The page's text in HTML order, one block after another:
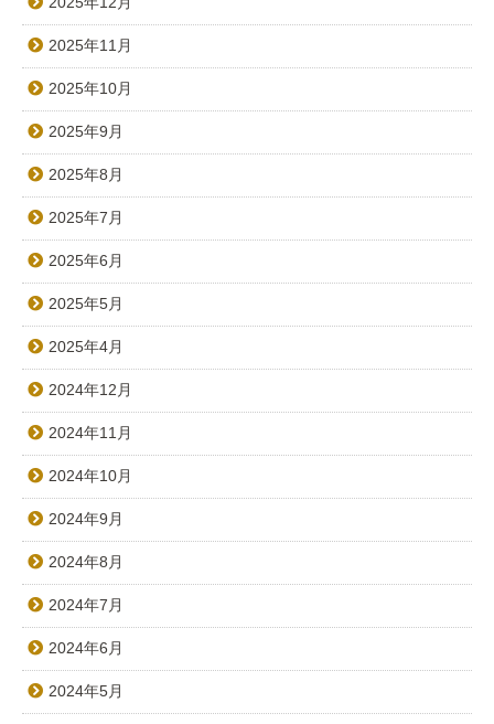
2025年11月
2025年10月
2025年9月
2025年8月
2025年7月
2025年6月
2025年5月
2025年4月
2024年12月
2024年11月
2024年10月
2024年9月
2024年8月
2024年7月
2024年6月
2024年5月